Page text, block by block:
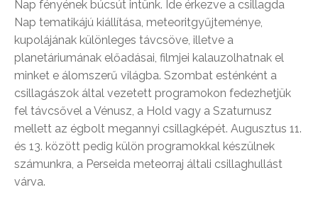
Nap fényének búcsút intünk. Ide érkezve a csillagda
Nap tematikájú kiállítása, meteoritgyűjteménye,
kupolájának különleges távcsöve, illetve a
planetáriumának előadásai, filmjei kalauzolhatnak el
minket e álomszerű világba. Szombat esténként a
csillagászok által vezetett programokon fedezhetjük
fel távcsővel a Vénusz, a Hold vagy a Szaturnusz
mellett az égbolt megannyi csillagképét. Augusztus 11.
és 13. között pedig külön programokkal készülnek
számunkra, a Perseida meteorraj általi csillaghullást
várva.